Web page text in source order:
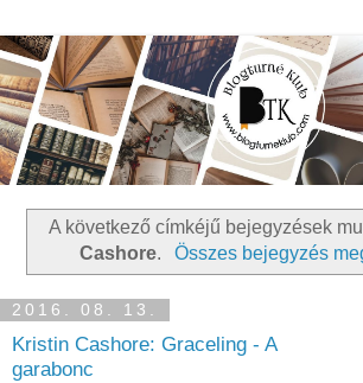
A következő címkéjű bejegyzések
Cashore. Összes bejegyzés
2016. 08. 13.
Kristin Cashore: Graceling - A
garabonc